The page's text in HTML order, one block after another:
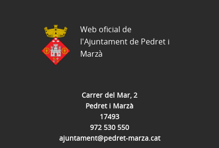
Carrer del Mar, 2
Pedret i Marzà
17493
972 530 550
ajuntament@pedret-marza.cat
Web oficial de
l'Ajuntament de Pedret i
Marzà